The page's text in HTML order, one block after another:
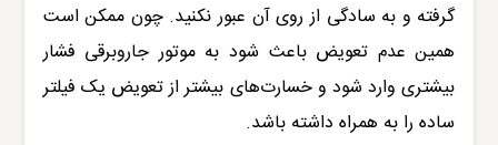
گرفته و به سادگی از روی آن عبور نکنید. چون ممکن است
همین عدم تعویض باعث شود به موتور جاروبرقی فشار
بیشتری وارد شود و خسارت‌های بیشتر از تعویض یک فیلتر
ساده را به همراه داشته باشد.